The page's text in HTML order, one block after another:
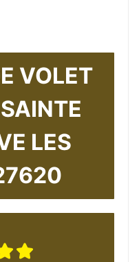
VOLET
LES